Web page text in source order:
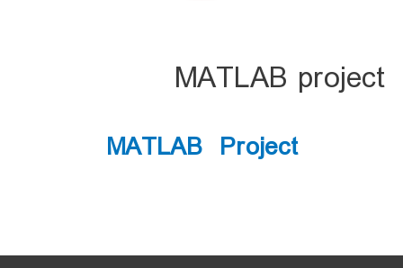
MATLAB project
MATLAB Project